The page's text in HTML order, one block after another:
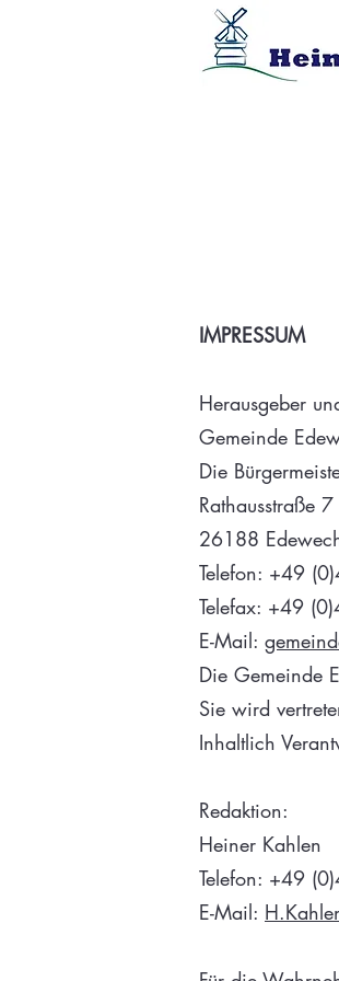
IMPRESSUM
Herausgeber
Gemeinde
Die
Rathausstraße 7
26188
Telefon: +49
Telefax: +49
E-Mail:
Die Gemeinde
Sie wird
Inhaltlich
Redaktion:
Heiner Kahlen
Telefon: +49
E-Mail: